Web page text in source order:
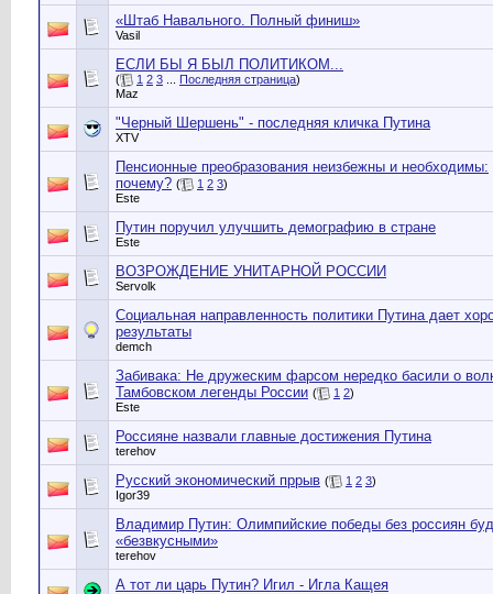
«Штаб Навального. Полный финиш»
Vasil
ЕСЛИ БЫ Я БЫЛ ПОЛИТИКОМ...
( 1 2 3 Последняя страница)
Maz
"Черный Шершень" - последняя кличка Путина
XTV
Пенсионные преобразования неизбежны и необходимы:
почему? ( 1 2 3)
Este
Путин поручил улучшить демографию в стране
Este
ВОЗРОЖДЕНИЕ УНИТАРНОЙ РОССИИ
Servolk
Социальная направленность политики Путина дает
результаты
demch
Забивака: Не дружеским фарсом нередко басили о
Тамбовском легенды России ( 1 2)
Este
Россияне назвали главные достижения Путина
terehov
Русский экономический пррыв ( 1 2 3)
Igor39
Владимир Путин: Олимпийские победы без россиян
«безвкусными»
terehov
А тот ли царь Путин? Игил - Игла Кащея